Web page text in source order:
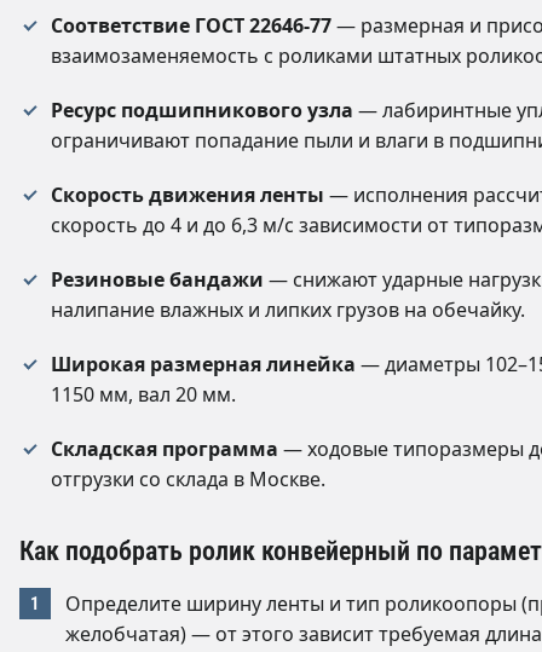
Соответствие ГОСТ 22646-77— размерная и
взаимозаменяемость с роликами штатных
Ресурс подшипникового узла — лабиринтные
ограничивают попадание пыли и влаги в
Скорость движения ленты — исполнения
скорость до 4 и до 6,3 м/с зависимости от
Резиновые бандажи — снижают ударные
налипание влажных и липких грузов на обечайку.
Широкая размерная линейка — диаметры
1150 мм, вал 20 мм.
Складская программа — ходовые типоразмеры
отгрузки со склада в Москве.
Как подобрать ролик конвейерный по
Определите ширину ленты и тип роликоопоры
желобчатая) — от этого зависит требуемая